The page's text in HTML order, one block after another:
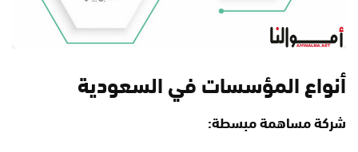
أنواع المؤسسات في السعودية
شركة مساهمة مبسطة: